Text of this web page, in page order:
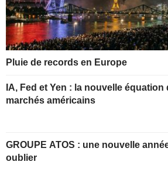
Pluie de records en Europe
IA, Fed et Yen : la nouvelle équation
marchés américains
GROUPE ATOS : une nouvelle année à
oublier